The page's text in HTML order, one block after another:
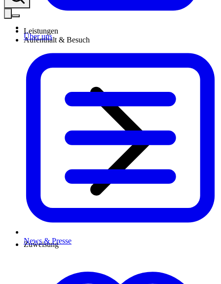
Über uns
News & Presse
Leistungen
Aufenthalt & Besuch
Zuweisung